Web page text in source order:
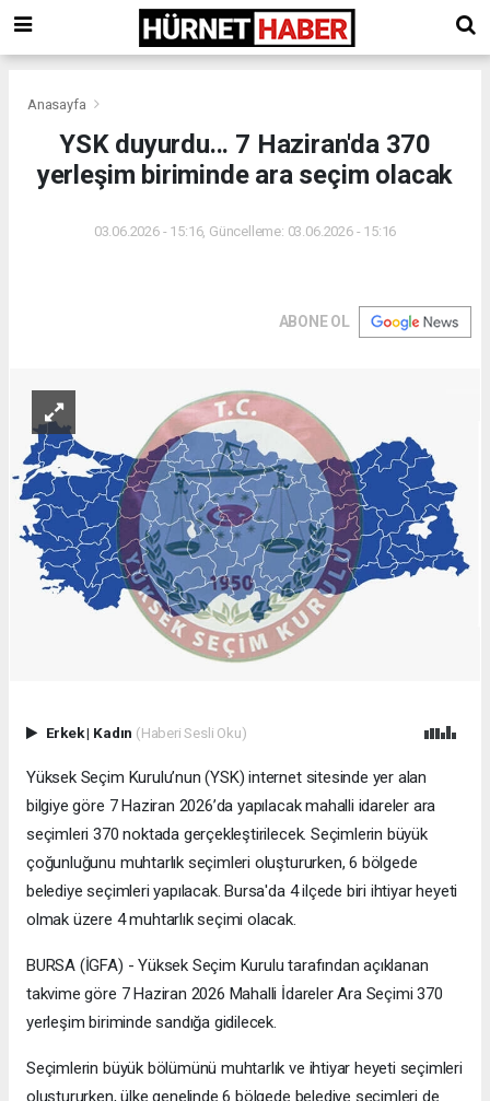
Anasayfa
YSK duyurdu... 7 Haziran'da 370
yerleşim biriminde ara seçim olacak
03.06.2026 - 15:16, Güncelleme: 03.06.2026 - 15:16
ABONE OL
Erkek| Kadın (Haberi Sesli Oku)
Yüksek Seçim Kurulu’nun (YSK) internet sitesinde yer alan
bilgiye göre 7 Haziran 2026’da yapılacak mahalli idareler ara
seçimleri 370 noktada gerçekleştirilecek. Seçimlerin büyük
çoğunluğunu muhtarlık seçimleri oluştururken, 6 bölgede
belediye seçimleri yapılacak. Bursa'da 4 ilçede biri ihtiyar heyeti
olmak üzere 4 muhtarlık seçimi olacak.
BURSA (İGFA) - Yüksek Seçim Kurulu tarafından açıklanan
takvime göre 7 Haziran 2026 Mahalli İdareler Ara Seçimi 370
yerleşim biriminde sandığa gidilecek.
Seçimlerin büyük bölümünü muhtarlık ve ihtiyar heyeti seçimleri